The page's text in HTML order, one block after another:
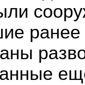
ранее